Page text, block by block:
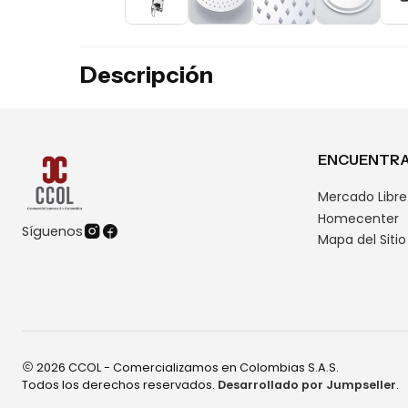
Descripción
Síguenos
Mercado Libre
Homecenter
Mapa del Sitio
2026 CCOL - Comercializamos en Colombias S.A.S.
Todos los derechos reservados. Desarrollado por Jumpseller.